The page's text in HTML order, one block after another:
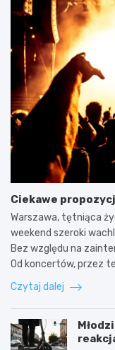
Ciekawe
Warszawa, tętniąca
weekend szeroki
Bez względu na
Od koncertów, przez
Czytaj dalej